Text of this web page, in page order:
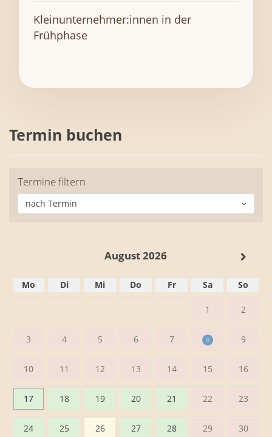
Kleinunternehmer:innen in der
Frühphase
Termin buchen
Termine filtern
nach Termin
August 2026
Mo Di Mi Do Fr Sa So
1 2
3 4 5 6 7 8 9
10 11 12 13 14 15 16
17 18 19 20 21 22 23
24 25 26 27 28 29 30